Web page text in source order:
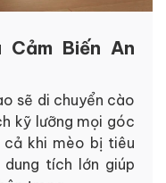
Cảm Biến An
sẽ di chuyển cào
kỹ lưỡng mọi góc
cả khi mèo bị tiêu
dung tích lớn giúp